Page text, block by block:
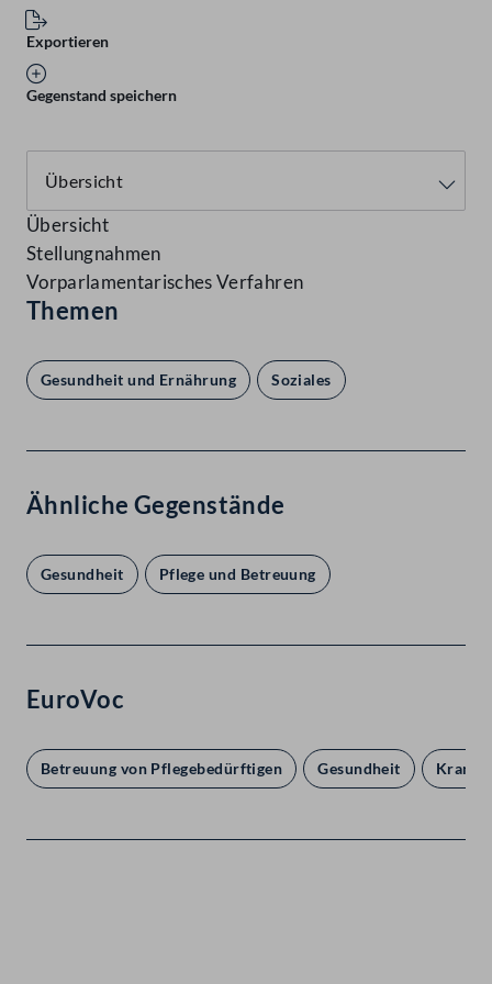
Exportieren
Gegenstand speichern
Übersicht
Stellungnahmen
Vorparlamentarisches Verfahren
Themen
Gesundheit und Ernährung Soziales
Ähnliche Gegenstände
Gesundheit Pflege und Betreuung
EuroVoc
Betreuung von Pflegebedürftigen Gesundheit